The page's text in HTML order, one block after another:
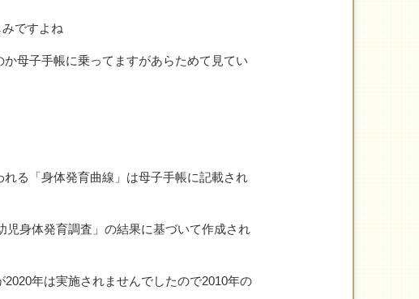
ですよね
母子手帳に乗ってますがあらためて見てい
る「身体発育曲線」は母子手帳に記載され
児身体発育調査」の結果に基づいて作成され
年は実施されませんでしたので2010年の